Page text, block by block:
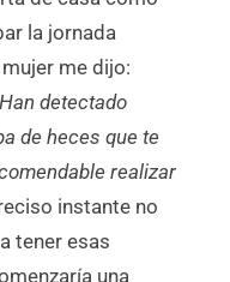
la jornada
me dijo:
detectado
de heces que te
realizar
instante no
tener esas
una